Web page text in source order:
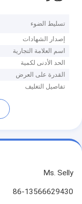
تسليط الضوء
إصدار الشهادات
اسم العلامة التجارية
الحد الأدنى لكمية
القدرة على العرض
تفاصيل التغليف
Ms. Selly
86-13566629430